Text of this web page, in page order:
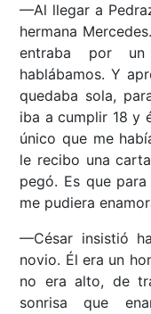
—Al llegar a
hermana
entraba por
hablábamos. Y
quedaba sola,
iba a cumplir 18 y
único que me
le recibo una
pegó. Es que
me pudiera
—César insistió
novio. Él era un
no era alto, de
sonrisa que